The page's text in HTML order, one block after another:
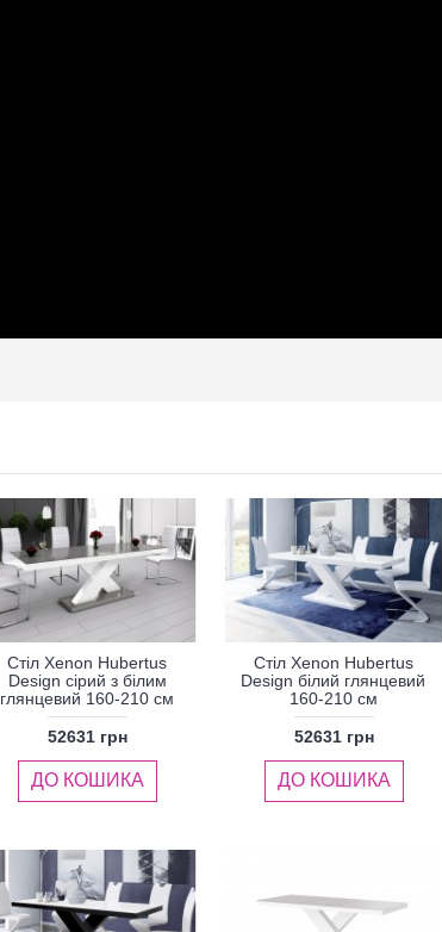
Стіл Xenon Hubertus
Design сірий з білим
глянцевий 160-210 см
52631 грн
ДО КОШИКА
Стіл Xenon Hubertus
Design білий глянцевий
160-210 см
52631 грн
ДО КОШИКА